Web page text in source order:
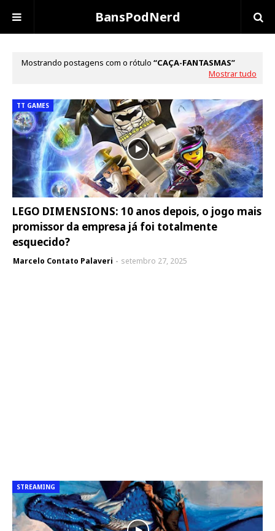
BansPodNerd
Mostrando postagens com o rótulo
CAÇA-FANTASMAS
Mostrar tudo
TT GAMES
LEGO DIMENSIONS: 10 anos depois, o jogo mais
promissor da empresa já foi totalmente
esquecido?
Marcelo Contato Palaveri setembro 27, 2025
STREAMING